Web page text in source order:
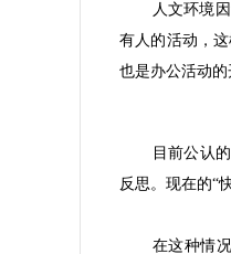
人文环境
有人的活动，
也是办公活动的
目前公认
反思。现在的“
在这种情